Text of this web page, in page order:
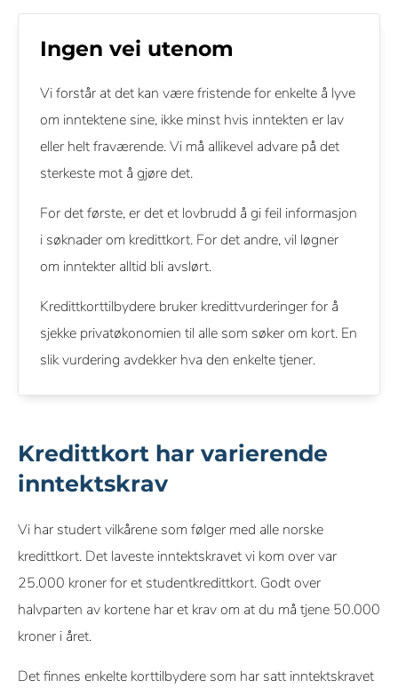
Ingen vei utenom
Vi forstår at det kan være fristende for enkelte å lyve
om inntektene sine, ikke minst hvis inntekten er lav
eller helt fraværende. Vi må allikevel advare på det
sterkeste mot å gjøre det.
For det første, er det et lovbrudd å gi feil informasjon
i søknader om kredittkort. For det andre, vil løgner
om inntekter alltid bli avslørt.
Kredittkorttilbydere bruker kredittvurderinger for å
sjekke privatøkonomien til alle som søker om kort. En
slik vurdering avdekker hva den enkelte tjener.
Kredittkort har varierende
inntektskrav
Vi har studert vilkårene som følger med alle norske
kredittkort. Det laveste inntektskravet vi kom over var
25.000 kroner for et studentkredittkort. Godt over
halvparten av kortene har et krav om at du må tjene 50.000
kroner i året.
Det finnes enkelte korttilbydere som har satt inntektskravet